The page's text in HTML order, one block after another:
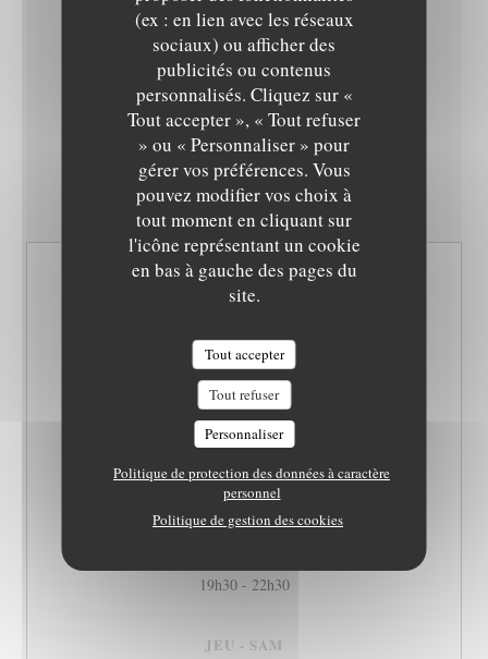
(ex : en lien avec les réseaux
sociaux) ou afficher des
publicités ou contenus
personnalisés. Cliquez sur «
Tout accepter », « Tout refuser
» ou « Personnaliser » pour
gérer vos préférences. Vous
pouvez modifier vos choix à
tout moment en cliquant sur
l'icône représentant un cookie
en bas à gauche des pages du
site.
Tout accepter
Tout refuser
Personnaliser
Politique de protection des données à caractère
personnel
Politique de gestion des cookies
Réservation conseillée, Gluten free sur demande à la
réservation, Chèque cadeau, Cadre chaleureux et
contemporain, Interdit aux chiens
MOYENS DE PAIEMENT
Paiement mobile, Eurocard/Mastercard, Espèces, Visa,
American Express
HORAIRES
LUNDI
Fermé
MARDI
12h15 - 14h30
19h30 - 22h30
JEU - SAM
LE NID - TABLE INTIMISTE